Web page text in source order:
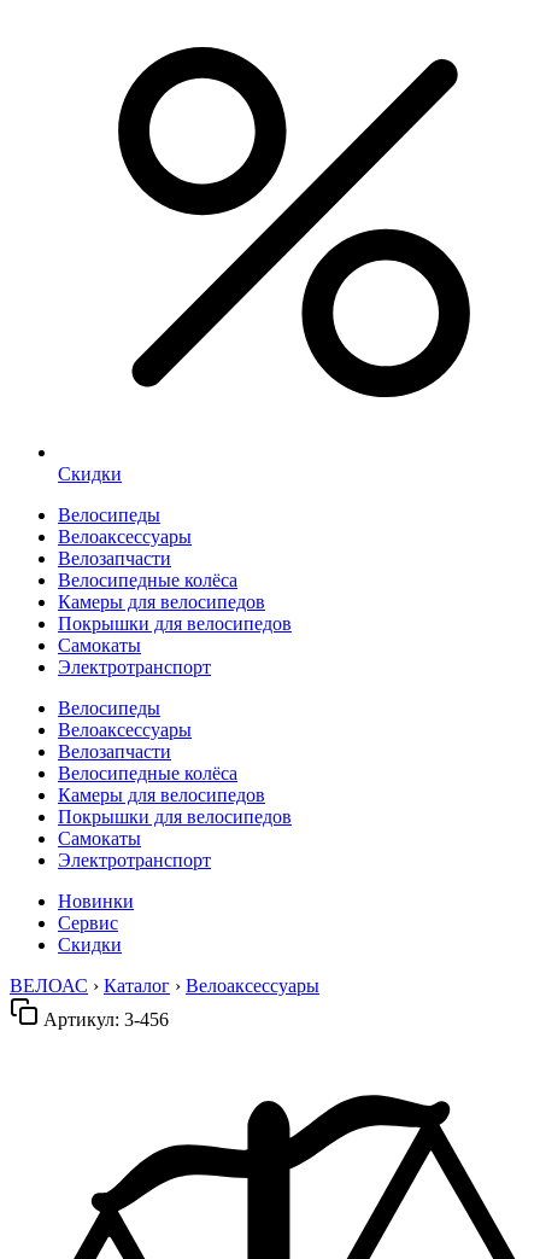
Скидки
Велосипеды
Велоаксессуары
Велозапчасти
Велосипедные колёса
Камеры для велосипедов
Покрышки для велосипедов
Самокаты
Электротранспорт
Велосипеды
Велоаксессуары
Велозапчасти
Велосипедные колёса
Камеры для велосипедов
Покрышки для велосипедов
Самокаты
Электротранспорт
Новинки
Сервис
Скидки
ВЕЛОАС › Каталог › Велоаксессуары
Артикул: 3-456